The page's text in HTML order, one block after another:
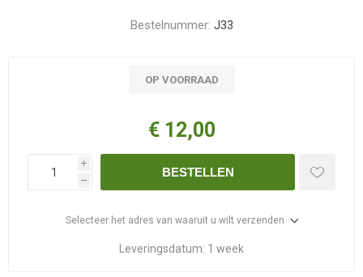
Bestelnummer: J33
OP VOORRAAD
€ 12,00
i
h
BESTELLEN
Selecteer het adres van waaruit u wilt verzenden
Leveringsdatum: 1 week